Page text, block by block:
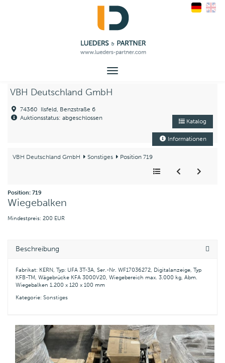
Toggle
VBH Deutschland GmbH
74360 Ilsfeld, Benzstraße 6
Auktionsstatus: abgeschlossen
Katalog
Informationen
VBH Deutschland GmbH Sonstiges Position 719
Position: 719
Wiegebalken
Mindestpreis: 200 EUR
Beschreibung
Fabrikat: KERN, Typ: UFA 3T-3A, Ser.-Nr. WF17036272, Digitalanzeige, Typ
KFB-TM, Wägebrücke KFA 3000V20, Wiegebereich max. 3.000 kg, Abm.
Wiegebalken 1.200 x 120 x 100 mm
Kategorie: Sonstiges